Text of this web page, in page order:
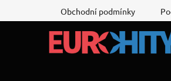
na
Obchodní podmínky